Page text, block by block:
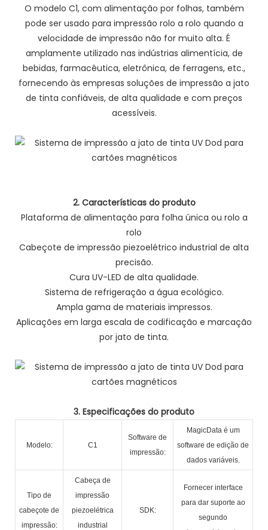
O modelo C1, com alimentação por folhas, também
pode ser usado para impressão rolo a rolo quando a
velocidade de impressão não for muito alta. É
amplamente utilizado nas indústrias alimentícia, de
bebidas, farmacêutica, eletrônica, de ferragens, etc.,
fornecendo às empresas soluções de impressão a jato
de tinta confiáveis, de alta qualidade e com preços
acessíveis.
2. Características do produto
Plataforma de alimentação para folha única ou rolo a
rolo
Cabeçote de impressão piezoelétrico industrial de alta
precisão.
Cura UV-LED de alta qualidade.
Sistema de refrigeração a água ecológico.
Ampla gama de materiais impressos.
Aplicações em larga escala de codificação e marcação
por jato de tinta.
3. Especificações do produto
Modelo: C1
Software de
impressão:
MagicData é um
software de edição de
dados variáveis.
Tipo de
cabeçote de
impressão:
Cabeça de
impressão
piezoelétrica
industrial
SDK:
Fornecer interface
para dar suporte ao
segundo